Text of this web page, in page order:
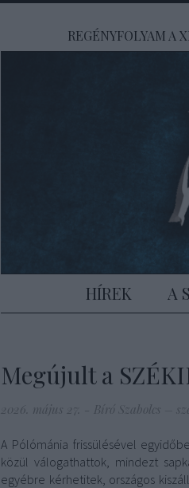
REGÉNYFOLYAM A
HÍREK A
Megújult a
2026. május 27. Bíró Szabolcs –
A Pólómánia frissülésével
közül válogathattok, mindezt
egyébre kérhetitek, országos